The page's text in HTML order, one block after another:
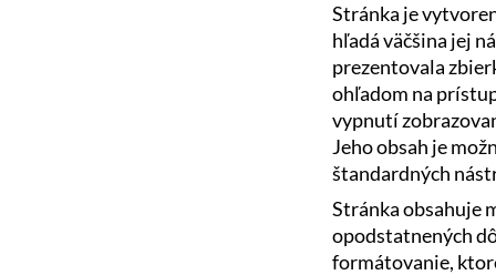
Stránka je
hľadá väčšina jej
prezentovala
ohľadom na
vypnutí
Jeho obsah je
štandardných
Stránka obsahuje
opodstatnených
formátovanie,